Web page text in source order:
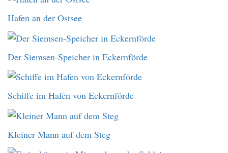
Hafen an der Ostsee
Der Siemsen-Speicher in Eckernförde
Schiffe im Hafen von Eckernförde
Kleiner Mann auf dem Steg